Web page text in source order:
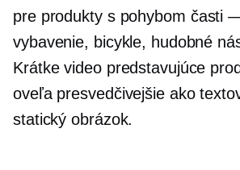
pre produkty s pohybom časti
vybavenie, bicykle, hudobné
Krátke video predstavujúce
oveľa presvedčivejšie ako
statický obrázok.